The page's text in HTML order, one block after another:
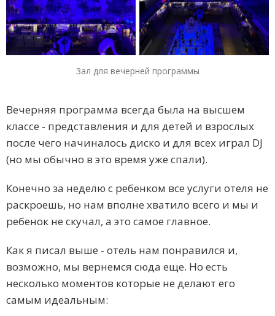
Зал для вечерней программы
Вечерняя программа всегда была на высшем
классе - представления и для детей и взрослых
после чего начиналось диско и для всех играл DJ
(но мы обычно в это время уже спали).
Конечно за неделю с ребенком все услуги отеля не
раскроешь, но нам вполне хватило всего и мы и
ребенок не скучал, а это самое главное.
Как я писал выше - отель нам понравился и,
возможно, мы вернемся сюда еще. Но есть
несколько моментов которые не делают его
самым идеальным: